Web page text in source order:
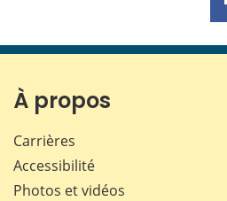
À propos
Carrières
Accessibilité
Photos et vidéos